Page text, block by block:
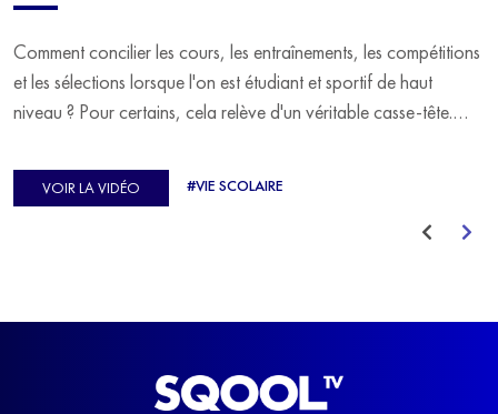
Comment concilier les cours, les entraînements, les compétitions
et les sélections lorsque l'on est étudiant et sportif de haut
niveau ? Pour certains, cela relève d'un véritable casse-tête.
d'Europe de Horse-ball, qui a failli abandonner ses études
avant de trouver un nouvel équilibre.
VOIR LA VIDÉO #VIE SCOLAIRE